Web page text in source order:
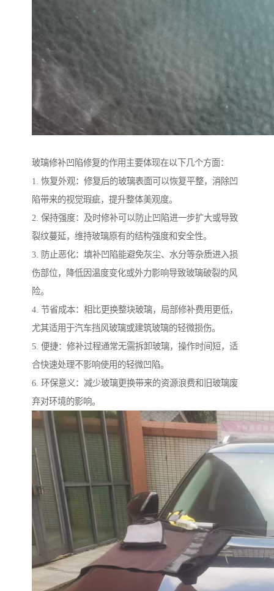
玻璃修补凹陷修复的作用主要体现在以下几个方面：
1. 恢复外观：修复后的玻璃表面可以恢复平整，消除凹
陷带来的视觉瑕疵，提升整体美观度。
2. 保持强度：及时修补可以防止凹陷进一步扩大或导致
裂纹蔓延，维持玻璃原有的结构强度和安全性。
3. 防止恶化：填补凹陷能避免灰尘、水分等杂质进入损
伤部位，降低因温度变化或外力影响导致玻璃破裂的风
险。
4. 节省成本：相比更换整块玻璃，局部修补费用更低，
尤其适用于汽车挡风玻璃或建筑玻璃的轻微损伤。
5. 便捷：修补过程通常无需拆卸玻璃，操作时间短，适
合快速处理不影响使用的轻微凹陷。
6. 环保意义：减少玻璃更换带来的资源浪费和旧玻璃废
弃对环境的影响。